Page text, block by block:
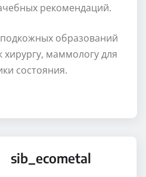
рекомендаций.
образований
хирургу, маммологу для
состояния.
sib_ecometal